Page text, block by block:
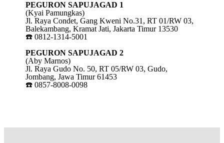
PEGURON SAPUJAGAD 1
(Kyai Pamungkas)
Jl. Raya Condet, Gang Kweni No.31, RT 01/RW 03,
Balekambang, Kramat Jati, Jakarta Timur 13530
☎️ 0812-1314-5001
PEGURON SAPUJAGAD 2
(Aby Marnos)
Jl. Raya Gudo No. 50, RT 05/RW 03, Gudo,
Jombang, Jawa Timur 61453
☎️ 0857-8008-0098